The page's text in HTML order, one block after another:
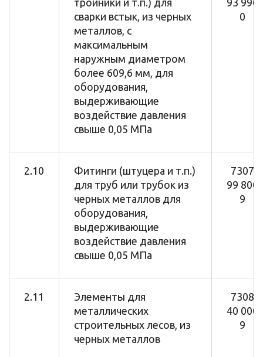
тройники и т.п.) для
сварки встык, из черных
металлов, с
максимальным
наружным диаметром
более 609,6 мм, для
оборудования,
выдерживающие
воздействие давления
свыше 0,05 МПа
93 990
0
2.10
Фитинги (штуцера и т.п.)
для труб или трубок из
черных металлов для
оборудования,
выдерживающие
воздействие давления
свыше 0,05 МПа
7307
99 800
9
2.11
Элементы для
металлических
строительных лесов, из
черных металлов
7308
40 000
9